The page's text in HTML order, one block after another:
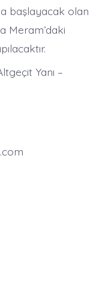
başlayacak olan
Meram’daki
Yanı –